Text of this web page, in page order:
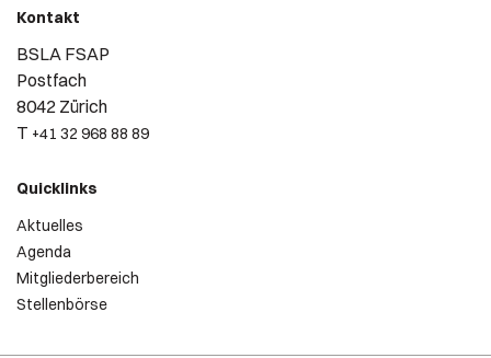
Kontakt
BSLA FSAP
Postfach
8042 Zürich
T +41 32 968 88 89
Quicklinks
Aktuelles
Agenda
Mitgliederbereich
Stellenbörse